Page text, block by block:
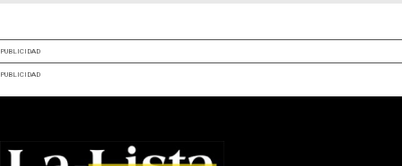
PUBLICIDAD
PUBLICIDAD